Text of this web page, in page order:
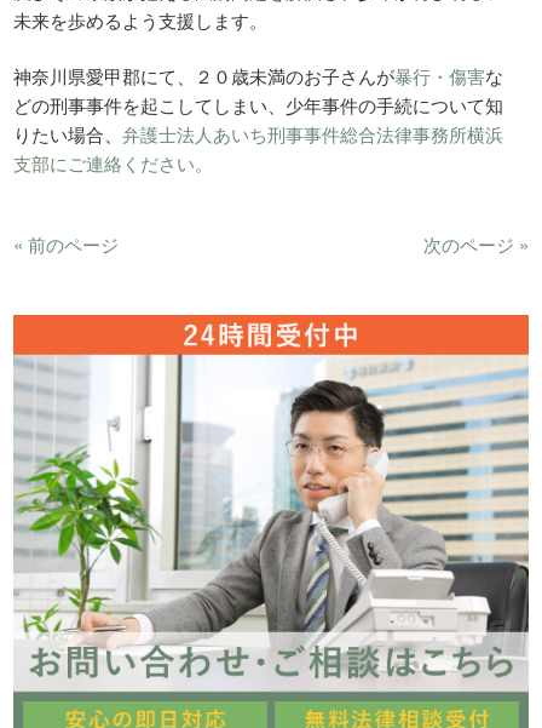
未来を歩めるよう支援します。
神奈川県愛甲郡にて、２０歳未満のお子さんが暴行・傷害な
どの刑事事件を起こしてしまい、少年事件の手続について知
りたい場合、弁護士法人あいち刑事事件総合法律事務所横浜
支部にご連絡ください。
« 前のページ 次のページ »